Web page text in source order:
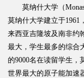
莫纳什大学（
莫纳什大学建立于1961
来西亚吉隆坡及南非约
最大，学生最多的综合
的9000名在读留学生，
世界最大的原子能加速